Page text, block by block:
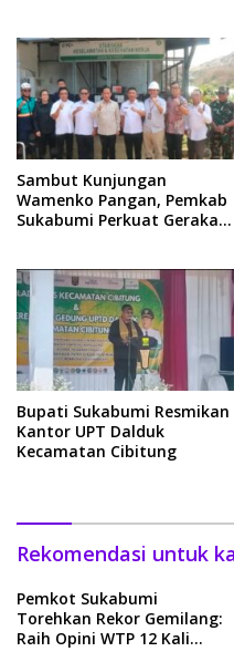
Sambut Kunjungan
Wamenko Pangan, Pemkab
Sukabumi Perkuat Gerakan
Bupati Sukabumi Resmikan
Kantor UPT Dalduk
Kecamatan Cibitung
Rekomendasi untuk
Pemkot Sukabumi
Torehkan Rekor Gemilang:
Raih Opini WTP 12 Kali